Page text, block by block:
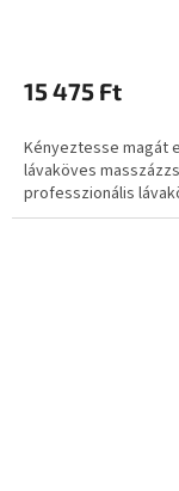
15 475 Ft
Kényeztesse magát
lávaköves
professzionális